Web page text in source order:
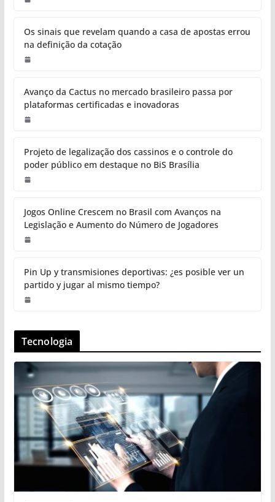
Os sinais que revelam quando a casa de apostas errou
na definição da cotação
Avanço da Cactus no mercado brasileiro passa por
plataformas certificadas e inovadoras
Projeto de legalização dos cassinos e o controle do
poder público em destaque no BiS Brasília
Jogos Online Crescem no Brasil com Avanços na
Legislação e Aumento do Número de Jogadores
Pin Up y transmisiones deportivas: ¿es posible ver un
partido y jugar al mismo tiempo?
Tecnologia